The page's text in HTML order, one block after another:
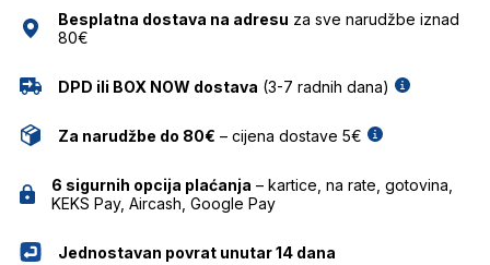
Besplatna dostava na adresu za sve narudžbe iznad
80€
DPD ili BOX NOW dostava (3-7 radnih dana)
Za narudžbe do 80€ – cijena dostave 5€
6 sigurnih opcija plaćanja – kartice, na rate, gotovina,
KEKS Pay, Aircash, Google Pay
Jednostavan povrat unutar 14 dana